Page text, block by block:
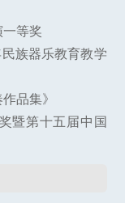
一等奖
族器乐教育教学
品集》
暨第十五届中国